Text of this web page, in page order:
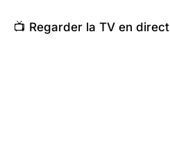
📺 Regarder la TV en direct